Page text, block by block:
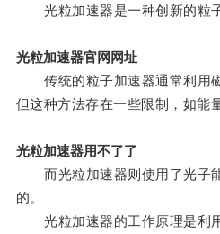
光粒加速器是一种创新的粒子
光粒加速器官网网址
传统的粒子加速器通常利用磁
但这种方法存在一些限制，如能
光粒加速器用不了了
而光粒加速器则使用了光子
的。
光粒加速器的工作原理是利